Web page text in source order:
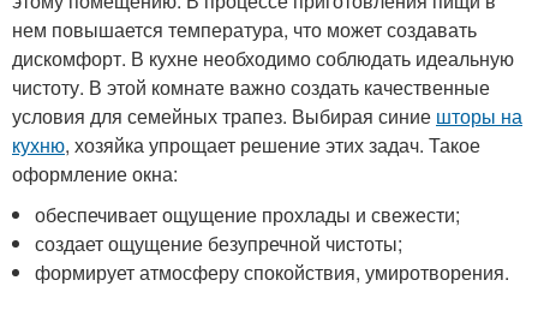
нем повышается температура, что может создавать
дискомфорт. В кухне необходимо соблюдать идеальную
чистоту. В этой комнате важно создать качественные
условия для семейных трапез. Выбирая синие шторы на
кухню, хозяйка упрощает решение этих задач. Такое
оформление окна:
обеспечивает ощущение прохлады и свежести;
создает ощущение безупречной чистоты;
формирует атмосферу спокойствия, умиротворения.